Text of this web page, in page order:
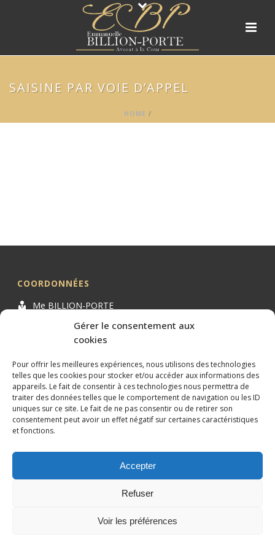
Gérer le consentement aux
cookies
Pour offrir les meilleures expériences, nous utilisons des technologies
telles que les cookies pour stocker et/ou accéder aux informations des
appareils. Le fait de consentir à ces technologies nous permettra de
traiter des données telles que le comportement de navigation ou les ID
uniques sur ce site. Le fait de ne pas consentir ou de retirer son
consentement peut avoir un effet négatif sur certaines caractéristiques
et fonctions.
Accepter
Refuser
Voir les préférences
SAISINE PAR VOIE D’APPEL
HOME /
COORDONNÉES
Me BILLION-PORTE
Cabinet BILLION-PORTE
1 Avenue de la Gaillarde
04 99 62 19 01
09 82 63 51 79
Conception et référencement réalisés parXtremWebSiteSite
Plan du site